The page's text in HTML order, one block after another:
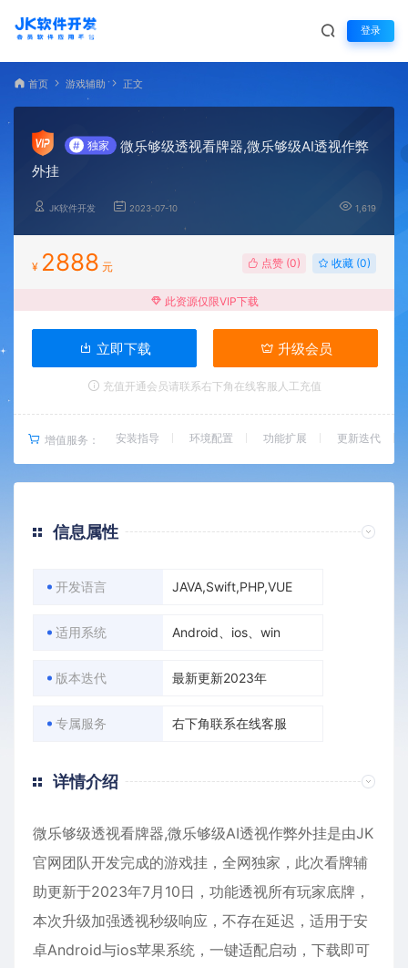
登录
首页 游戏辅助 正文
# 独家
微乐够级透视看牌器,微乐够级AI透视作弊
外挂
JK软件开发 2023-07-10 1,619
¥ 2888 元 点赞 (0) 收藏 (0)
此资源仅限VIP下载
立即下载 升级会员
充值开通会员请联系右下角在线客服人工充值
增值服务： 安装指导 环境配置 功能扩展 更新迭代
信息属性
开发语言 JAVA,Swift,PHP,VUE
适用系统 Android、ios、win
版本迭代 最新更新2023年
专属服务 右下角联系在线客服
详情介绍
微乐够级透视看牌器,微乐够级AI透视作弊外挂是由JK
官网团队开发完成的游戏挂，全网独家，此次看牌辅
助更新于2023年7月10日，功能透视所有玩家底牌，
本次升级加强透视秒级响应，不存在延迟，适用于安
卓Android与ios苹果系统，一键适配启动，下载即可